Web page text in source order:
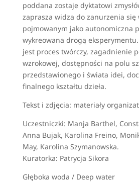
poddana zostaje dyktatowi
zaprasza widza do zanurzenia się
pojmowanym jako autonomiczna
wykreowana drogą
jest proces twórczy, zagadnienie
wzrokowej, dostępności na polu
przedstawionego i świata idei,
finalnego kształtu dzieła.
Tekst i zdjęcia: materiały
Uczestniczki: Manja Barthel,
Anna Bujak, Karolina Freino,
May, Karolina Szymanowska.
Kuratorka: Patrycja Sikora
Głęboka woda / Deep water